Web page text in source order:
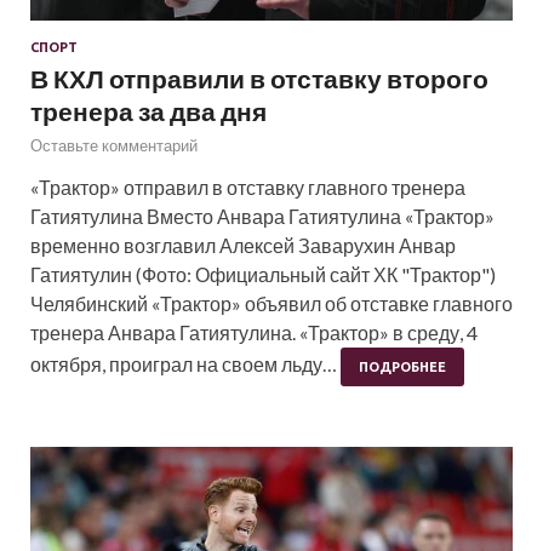
СПОРТ
В КХЛ отправили в отставку второго
тренера за два дня
Оставьте комментарий
«Трактор» отправил в отставку главного тренера
Гатиятулина Вместо Анвара Гатиятулина «Трактор»
временно возглавил Алексей Заварухин Анвар
Гатиятулин (Фото: Официальный сайт ХК "Трактор")
Челябинский «Трактор» объявил об отставке главного
тренера Анвара Гатиятулина. «Трактор» в среду, 4
октября, проиграл на своем льду…
ПОДРОБНЕЕ